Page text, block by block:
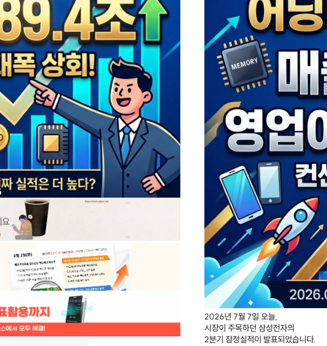
2026년 7월 7일 오늘,
시장이 주목하던 삼성전자의
2분기 잠정실적이 발표되었습니다.